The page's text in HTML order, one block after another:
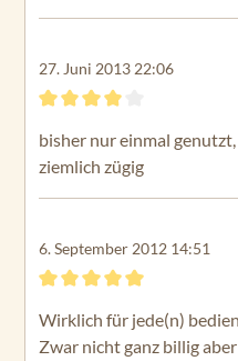
27. Juni 2013 22:06
bisher nur einmal
ziemlich zügig
6. September 2012 14:51
Wirklich für jede(n)
Zwar nicht ganz billig